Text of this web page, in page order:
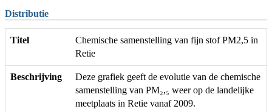
Distributie
Titel
Chemische samenstelling van fijn stof PM2,5 in
Retie
Beschrijving
Deze grafiek geeft de evolutie van de chemische
samenstelling van PM₂,₅ weer op de landelijke
meetplaats in Retie vanaf 2009.